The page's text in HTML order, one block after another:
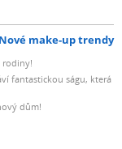
Nové make-up trendy
rodiny!
fantastickou ságu, která
dům!